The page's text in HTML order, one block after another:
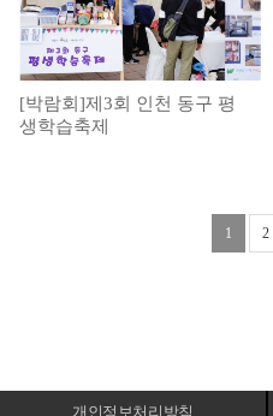
[박람회]제3회 인천 동구 평
생학습축제
1 2
개인정보처리방침